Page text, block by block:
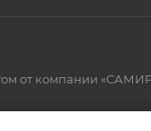
от компании